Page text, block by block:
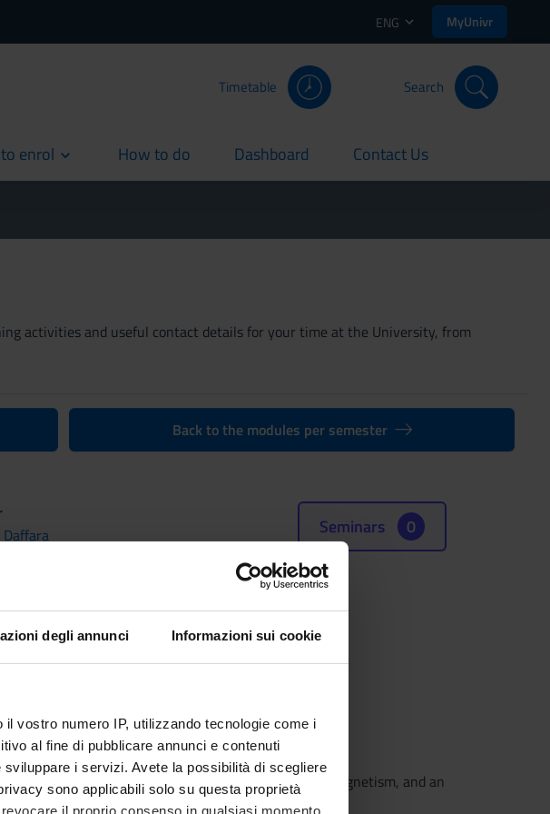
degli annunci Informazioni sui cookie
vostro numero IP, utilizzando tecnologie come i
al fine di pubblicare annunci e contenuti
i servizi. Avete la possibilità di scegliere
sono applicabili solo su questa proprietà
ENG MyUnivr
Timetable Search
enrol How to do
current Dashboard
current Contact Us
current
activities and useful contact details for your time at the University, from
Back to the modules per semester
Daffara
Disciplinary Sector (SSD)
Seminars 0
the principles and laws of Mechanics, Electromagnetism, and an